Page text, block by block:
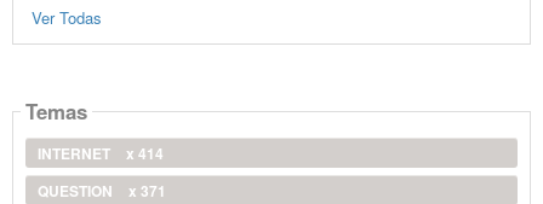
Ver Todas
Temas
INTERNET
x 414
QUESTION
x 371